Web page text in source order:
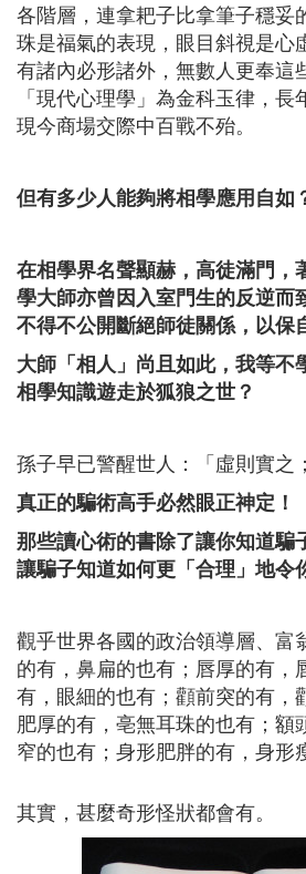
各階層，連拿耙子比拿筆子穩妥
珠是福氣的表現，眼目斜視是心
有諸內必形諸外，無數人更奉這
「現代心理學」為金科玉律，
現今商場交際中百戰不殆。
但有多少人能夠將相學應用自如
在相學界名聲顯赫， 高徒滿門 ，
學大師亦曾因入室門生的反逆而
不得不公開斷絕師徒關係 ， 以保
大師 「相人」尚且如此， 我等不
相學知識遊走於狐狼之世？
孫子早已警醒世人：「虛則實之
真正的騙術高手必然眼正神定！
那些讀心術的書除了讓你知道騙
讓騙子知道如何更 「合理 」地令
觀乎世界各國的政治領導層、富
的有，鼻扁的也有；唇厚的有，
有，眼細的也有；顴前突的有，
肥厚的有，亳無耳珠的也有；額
窄的也有；身形肥胖的有，身形
其實，甚麼奇形怪狀都會有。